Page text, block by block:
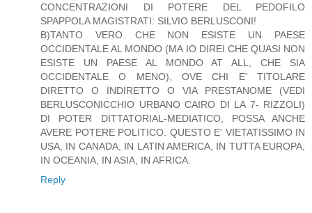
CONCENTRAZIONI DI POTERE DEL PEDOFILO
SPAPPOLA MAGISTRATI: SILVIO BERLUSCONI!
B)TANTO VERO CHE NON ESISTE UN PAESE
OCCIDENTALE AL MONDO (MA IO DIREI CHE QUASI NON
ESISTE UN PAESE AL MONDO AT ALL, CHE SIA
OCCIDENTALE O MENO), OVE CHI E' TITOLARE
DIRETTO O INDIRETTO O VIA PRESTANOME (VEDI
BERLUSCONICCHIO URBANO CAIRO DI LA 7- RIZZOLI)
DI POTER DITTATORIAL-MEDIATICO, POSSA ANCHE
AVERE POTERE POLITICO. QUESTO E' VIETATISSIMO IN
USA, IN CANADA, IN LATIN AMERICA, IN TUTTA EUROPA,
IN OCEANIA, IN ASIA, IN AFRICA.
Reply